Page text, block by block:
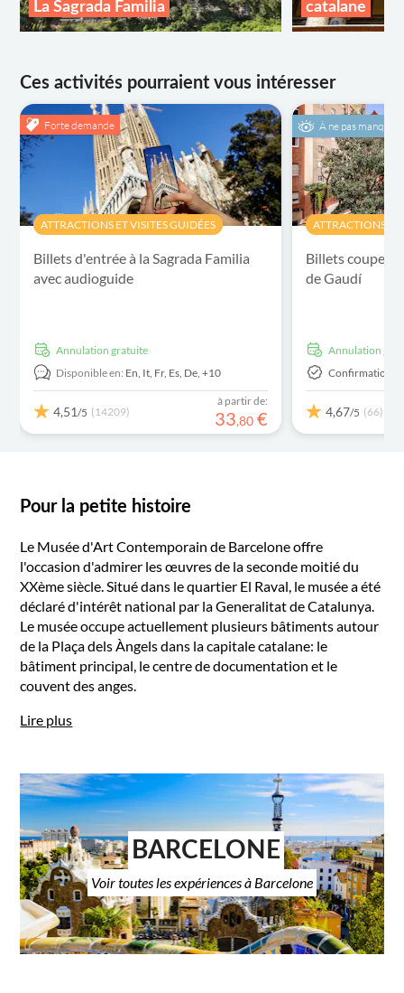
La Sagrada Familia catalane
Ces activités pourraient vous intéresser
Forte demande
ATTRACTIONS ET VISITES GUIDÉES
Billets d'entrée à la Sagrada Familia
avec audioguide
Annulation gratuite
Disponible en: En, It, Fr, Es, De,+10
4,51/5 (14209)
à partir de:
33,80 €
À ne pas manquer
ATTRACTIONS ET
Billets coupe-
de Gaudí
Annulation
Confirmation
4,67/5 (66)
Pour la petite histoire
Le Musée d'Art Contemporain de Barcelone offre
l'occasion d'admirer les œuvres de la seconde moitié du
XXème siècle. Situé dans le quartier El Raval, le musée a été
déclaré d'intérêt national par la Generalitat de Catalunya.
Le musée occupe actuellement plusieurs bâtiments autour
de la Plaça dels Àngels dans la capitale catalane: le
bâtiment principal, le centre de documentation et le
couvent des anges.
Lire plus
BARCELONE
Voir toutes les expériences à Barcelone